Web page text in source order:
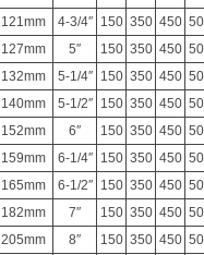
121mm 4-3/4″ 150 350 450
127mm 5″ 150 350 450
132mm 5-1/4″ 150 350 450
140mm 5-1/2″ 150 350 450
152mm 6″ 150 350 450
159mm 6-1/4″ 150 350 450
165mm 6-1/2″ 150 350 450
182mm 7″ 150 350 450
205mm 8″ 150 350 450